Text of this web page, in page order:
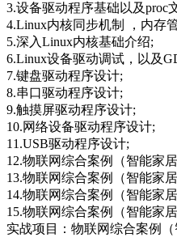
3.设备驱动程序基础以及proc
4.Linux内核同步机制 ，内存
5.深入Linux内核基础介绍;
6.Linux设备驱动调试，以及
7.键盘驱动程序设计;
8.串口驱动程序设计;
9.触摸屏驱动程序设计;
10.网络设备驱动程序设计;
11.USB驱动程序设计;
12.物联网综合案例（智能家
13.物联网综合案例（智能家
14.物联网综合案例（智能家
15.物联网综合案例（智能家
实战项目：物联网综合案例（